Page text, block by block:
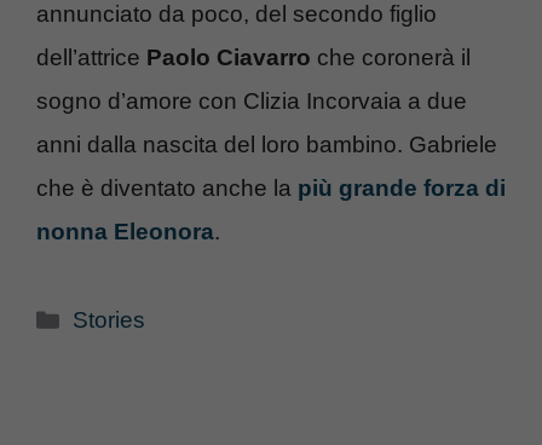
annunciato da poco, del secondo figlio
dell’attrice Paolo Ciavarro che coronerà il
sogno d’amore con Clizia Incorvaia a due
anni dalla nascita del loro bambino. Gabriele
che è diventato anche la più grande forza di
nonna Eleonora.
Categorie
Stories